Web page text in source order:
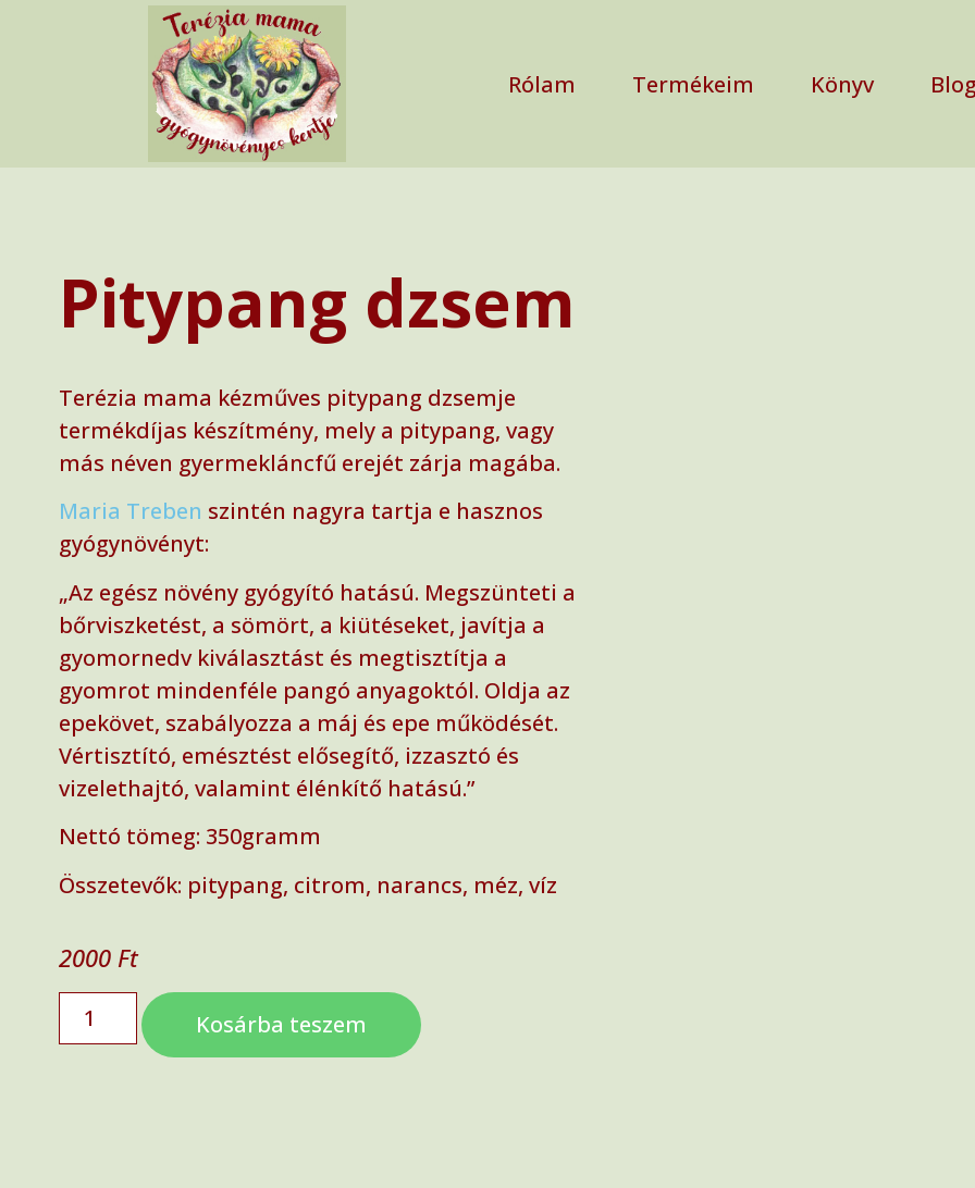
Rólam Termékeim Könyv
Pitypang dzsem
Terézia mama kézműves pitypang dzsemje
termékdíjas készítmény, mely a pitypang, vagy
más néven gyermekláncfű erejét zárja magába.
Maria Treben szintén nagyra tartja e hasznos
gyógynövényt:
„Az egész növény gyógyító hatású. Megszünteti a
bőrviszketést, a sömört, a kiütéseket, javítja a
gyomornedv kiválasztást és megtisztítja a
gyomrot mindenféle pangó anyagoktól. Oldja az
epekövet, szabályozza a máj és epe működését.
Vértisztító, emésztést elősegítő, izzasztó és
vizelethajtó, valamint élénkítő hatású.”
Nettó tömeg: 350gramm
Összetevők: pitypang, citrom, narancs, méz, víz
2000 Ft
Kosárba teszem